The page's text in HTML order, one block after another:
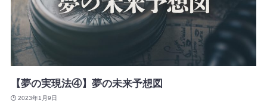
【夢の実現法④】夢の未来予想図
2023年1月9日